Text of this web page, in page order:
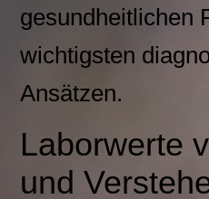
gesundheitlichen
wichtigsten
Ansätzen.
Laborwerte
und